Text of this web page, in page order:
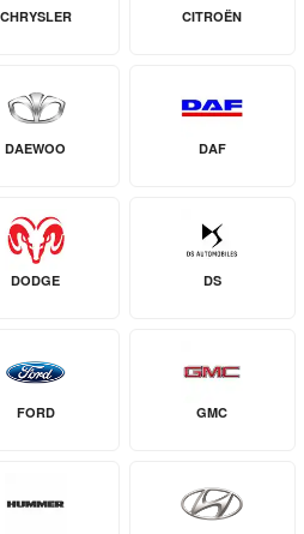
CHRYSLER CITROËN
DAEWOO DAF
DODGE DS
FORD GMC